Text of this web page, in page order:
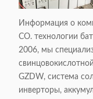
Информация о
CO. технологии
2006, мы
GZDW, система
инверторы,